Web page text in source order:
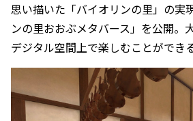
思い描いた「バイオリンの里」の実
ンの里おおぶメタバース」を公開。
デジタル空間上で楽しむことができる